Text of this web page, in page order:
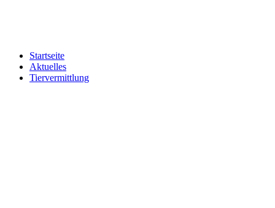
Startseite
Aktuelles
Tiervermittlung